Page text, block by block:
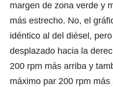
margen de zona verde y
más estrecho. No, el
idéntico al del diésel,
desplazado hacia la
200 rpm más arriba y
máximo par 200 rpm